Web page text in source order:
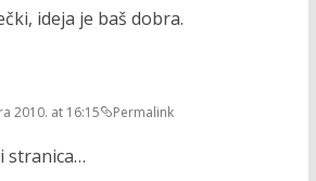
ideja je baš dobra.
2010. at 16:15 Permalink
stranica…